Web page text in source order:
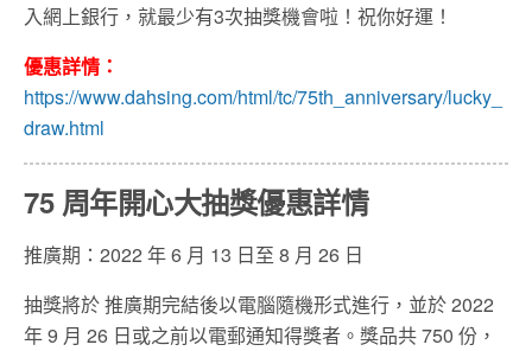
入網上銀行，就最少有3次抽獎機會啦！祝你好運！
優惠詳情：
https://www.dahsing.com/html/tc/75th_anniversary/lucky_
draw.html
75 周年開心大抽獎優惠詳情
推廣期：2022 年 6 月 13 日至 8 月 26 日
抽獎將於 推廣期完結後以電腦隨機形式進行，並於 2022
年 9 月 26 日或之前以電郵通知得獎者。獎品共 750 份，